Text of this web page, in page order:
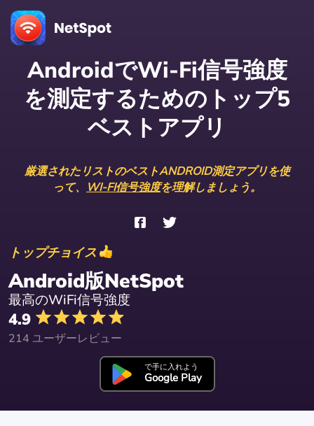
AndroidでWi-Fi信号強度
を測定するためのトップ5
ベストアプリ
厳選されたリストのベストANDROID測定アプリを使
って、
WI-FI信号強度を理解しましょう。
トップチョイス
Android版NetSpot
最高のWiFi信号強度
4.9
214 ユーザーレビュー
で手に入れよう
Google Play